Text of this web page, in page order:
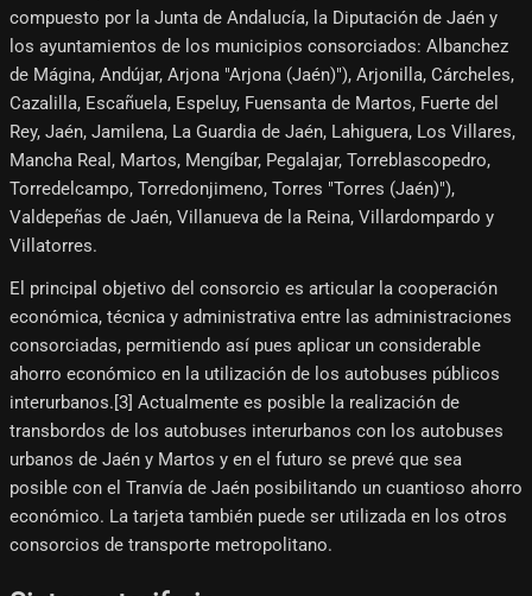
compuesto por la Junta de Andalucía, la Diputación de Jaén y
los ayuntamientos de los municipios consorciados: Albanchez
de Mágina, Andújar, Arjona "Arjona (Jaén)"), Arjonilla, Cárcheles,
Cazalilla, Escañuela, Espeluy, Fuensanta de Martos, Fuerte del
Rey, Jaén, Jamilena, La Guardia de Jaén, Lahiguera, Los Villares,
Mancha Real, Martos, Mengíbar, Pegalajar, Torreblascopedro,
Torredelcampo, Torredonjimeno, Torres "Torres (Jaén)"),
Valdepeñas de Jaén, Villanueva de la Reina, Villardompardo y
Villatorres.
El principal objetivo del consorcio es articular la cooperación
económica, técnica y administrativa entre las administraciones
consorciadas, permitiendo así pues aplicar un considerable
ahorro económico en la utilización de los autobuses públicos
interurbanos.[3]​ Actualmente es posible la realización de
transbordos de los autobuses interurbanos con los autobuses
urbanos de Jaén y Martos y en el futuro se prevé que sea
posible con el Tranvía de Jaén posibilitando un cuantioso ahorro
económico. La tarjeta también puede ser utilizada en los otros
consorcios de transporte metropolitano.